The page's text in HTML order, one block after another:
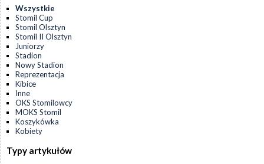
Wszystkie
Stomil Cup
Stomil Olsztyn
Stomil II Olsztyn
Juniorzy
Stadion
Nowy Stadion
Reprezentacja
Kibice
Inne
OKS Stomilowcy
MOKS Stomil
Koszykówka
Kobiety
Typy artykułów